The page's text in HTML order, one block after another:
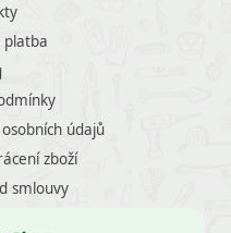
platba
údajů
zboží
smlouvy